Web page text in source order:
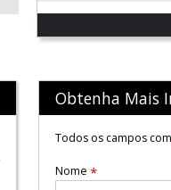
Obtenha Mais
Todos os campos com
Nome *